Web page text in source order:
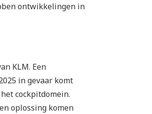
ontwikkelingen in
KLM. Een
in gevaar komt
cockpitdomein.
oplossing komen